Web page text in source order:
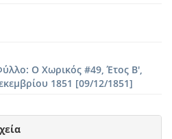
Ο Χωρικός #49, Έτος Β',
1851 [09/12/1851]